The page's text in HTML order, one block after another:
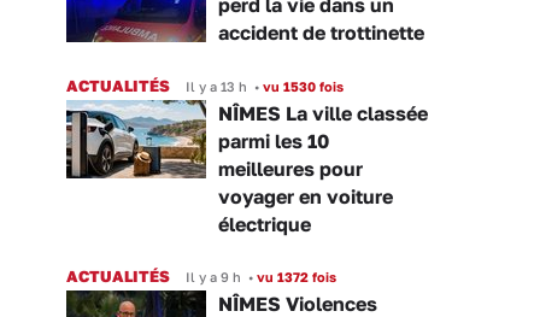
accident de trottinette
ACTUALITÉS Il y a 13 h • vu 1530 fois
NÎMES La ville classée
parmi les 10
meilleures pour
voyager en voiture
électrique
ACTUALITÉS Il y a 9 h • vu 1372 fois
NÎMES Violences